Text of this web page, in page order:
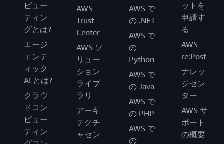
ピュー
ティン
グとは?
エージ
ェンテ
ィック
AI とは?
クラウ
ドコン
ピュー
ティン
AWS
Trust
Center
AWS ソ
リュー
ション
ライブ
ラリ
アーキ
テクチ
ャセン
AWS で
の .NET
AWS で
の
Python
AWS で
の Java
AWS で
の PHP
AWS で
の
ットを
申請す
る
AWS
re:Post
ナレッ
ジセン
ター
AWS サ
ポート
の概要